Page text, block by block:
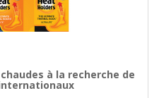
à la recherche de